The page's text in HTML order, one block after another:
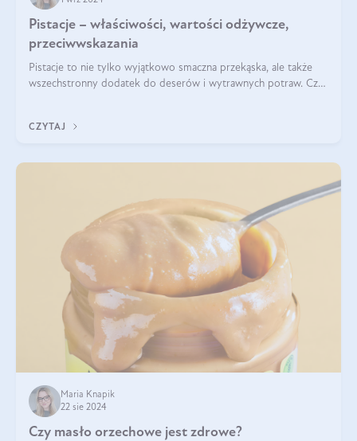
Pistacje – właściwości, wartości odżywcze,
przeciwwskazania
Pistacje to nie tylko wyjątkowo smaczna przekąska, ale także
wszechstronny dodatek do deserów i wytrawnych potraw. Czy
CZYTAJ
Maria Knapik
22 sie 2024
Czy masło orzechowe jest zdrowe?